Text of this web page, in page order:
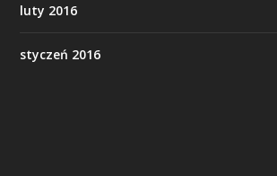
luty 2016
styczeń 2016